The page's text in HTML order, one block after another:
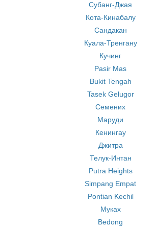
Субанг-Джая
Кота-Кинабалу
Сандакан
Куала-Тренгану
Кучинг
Pasir Mas
Bukit Tengah
Tasek Gelugor
Семених
Маруди
Кенингау
Джитра
Телук-Интан
Putra Heights
Simpang Empat
Pontian Kechil
Муках
Bedong